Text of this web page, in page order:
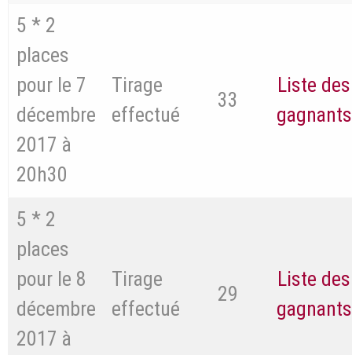
5 * 2
places
pour le 7
décembre
2017 à
20h30
Tirage
effectué
33
Liste des
gagnants
5 * 2
places
pour le 8
décembre
2017 à
Tirage
effectué
29
Liste des
gagnants